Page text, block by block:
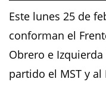
Este lunes 25 de
conforman el
Obrero e
partido el MST y al